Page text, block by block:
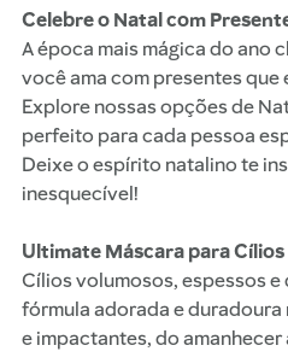
Celebre o Natal com
A época mais mágica do ano
você ama com presentes que
Explore nossas opções de
perfeito para cada pessoa
Deixe o espírito natalino te
inesquecível!
Ultimate Máscara para Cílios
Cílios volumosos, espessos
fórmula adorada e
e impactantes, do amanhecer